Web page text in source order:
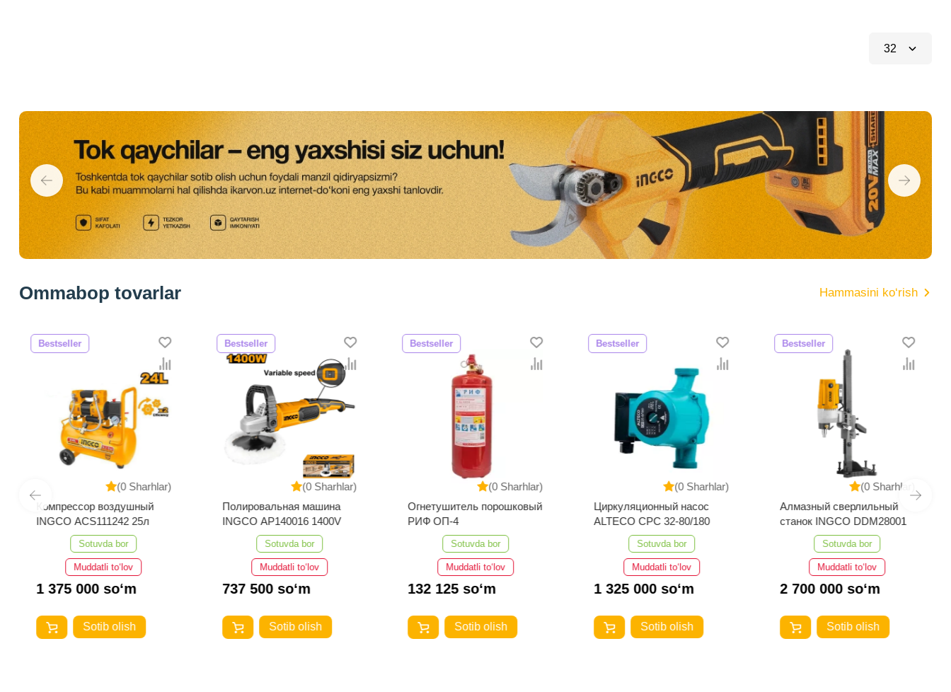
32
Ommabop tovarlar Hammasini ko‘rish
(0 Sharhlar)
Bestseller
Компрессор воздушный
INGCO ACS111242 25л
Sotuvda bor
Muddatli to‘lov
1 375 000 so‘m
Sotib olish
(0 Sharhlar)
Bestseller
Полировальная машина
INGCO AP140016 1400V
Sotuvda bor
Muddatli to‘lov
737 500 so‘m
Sotib olish
(0 Sharhlar)
Bestseller
Огнетушитель порошковый
РИФ ОП-4
Sotuvda bor
Muddatli to‘lov
132 125 so‘m
Sotib olish
(0 Sharhlar)
Bestseller
Циркуляционный насос
ALTECO CPC 32-80/180
Sotuvda bor
Muddatli to‘lov
1 325 000 so‘m
Sotib olish
(0 Sharhlar)
Bestseller
Алмазный сверлильный
станок INGCO DDM28001
Sotuvda bor
Muddatli to‘lov
2 700 000 so‘m
Sotib olish